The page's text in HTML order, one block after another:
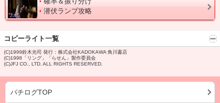
潜伏ランプ攻略
コピーライト一覧
(C)1999鈴木光司 発行：株式会社KADOKAWA 角川書店
(C)1998「リング」「らせん」製作委員会
(C)JFJ CO., LTD. ALL RIGHTS RESERVED.
パチログTOP